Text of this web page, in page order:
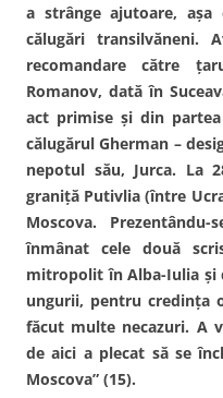
a strânge ajutoare,
călugări transilvăneni.
recomandare către
Romanov, dată în
act primise şi din
călugărul Gherman –
nepotul său, Jurca. La
graniţă Putivlia (între
Moscova.
înmânat cele două
mitropolit în Alba-Iulia şi
ungurii, pentru credinţa
făcut multe necazuri. A
de aici a plecat să se
Moscova” (15).